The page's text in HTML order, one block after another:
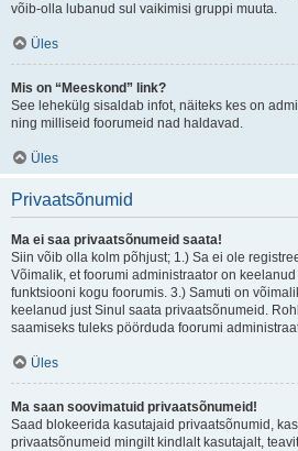
võib-olla lubanud sul vaikimisi gruppi muuta.
Üles
Mis on “Meeskond” link?
See lehekülg sisaldab infot, näiteks kes on
ning milliseid foorumeid nad haldavad.
Üles
Privaatsõnumid
Ma ei saa privaatsõnumeid saata!
Siin võib olla kolm põhjust; 1.) Sa ei ole
Võimalik, et foorumi administraator on
funktsiooni kogu foorumis. 3.) Samuti on
keelanud just Sinul saata privaatsõnumeid.
saamiseks tuleks pöörduda foorumi
Üles
Ma saan soovimatuid privaatsõnumeid!
Saad blokeerida kasutajaid privaatsõnumid,
privaatsõnumeid mingilt kindlalt kasutajalt,